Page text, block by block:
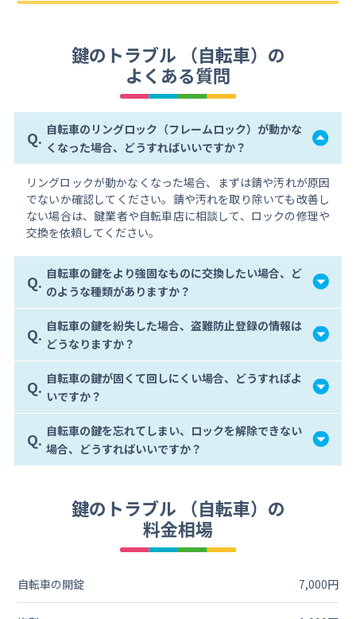
鍵のトラブル （自転車）の
よくある質問
Q. 自転車のリングロック（フレームロック）が動かな
くなった場合、どうすればいいですか？
リングロックが動かなくなった場合、まずは錆や汚れが原因
でないか確認してください。錆や汚れを取り除いても改善し
ない場合は、鍵業者や自転車店に相談して、ロックの修理や
交換を依頼してください。
Q. 自転車の鍵をより強固なものに交換したい場合、ど
のような種類がありますか？
Q. 自転車の鍵を紛失した場合、盗難防止登録の情報は
どうなりますか？
Q. 自転車の鍵が固くて回しにくい場合、どうすればよ
いですか？
Q. 自転車の鍵を忘れてしまい、ロックを解除できない
場合、どうすればいいですか？
鍵のトラブル （自転車）の
料金相場
自転車の開錠 7,000円